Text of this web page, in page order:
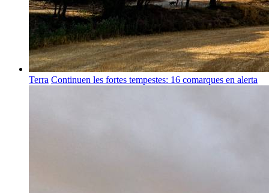
Terra Continuen les fortes tempestes: 16 comarques en alerta